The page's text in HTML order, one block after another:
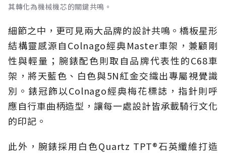
其轉化為機械機芯的關鍵共鳴。
細節之中，更可見兩大品牌的設計共鳴。橋板星形
結構靈感源自Colnago經典Master車架，兼顧剛
性與輕量；腕錶配色則取自品牌代表性的C68車
架，將天藍色、白色與5N紅金交織出專屬視覺識
別。錶冠飾以Colnago經典梅花標誌，指針則呼
應自行車曲柄造型，讓每一處設計皆承載騎行文化
的印記。
此外，腕錶採用白色Quartz TPT®石英纖維打造